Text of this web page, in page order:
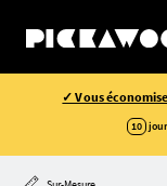
✓ Vous
10